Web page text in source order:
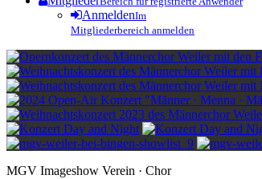
AnmeldenIm
Mitgliederbereich anmelden
MGV Imageshow Verein · Chor